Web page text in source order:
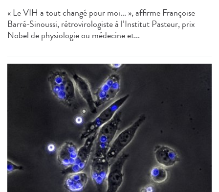
« Le VIH a tout changé pour moi... », affirme Françoise
Barré-Sinoussi, rétrovirologiste à l’Institut Pasteur, prix
Nobel de physiologie ou médecine et...